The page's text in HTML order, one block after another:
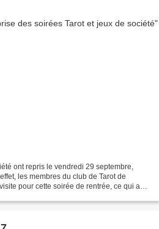
ont repris le vendredi 29 septembre,
les membres du club de Tarot de
pour cette soirée de rentrée, ce qui a